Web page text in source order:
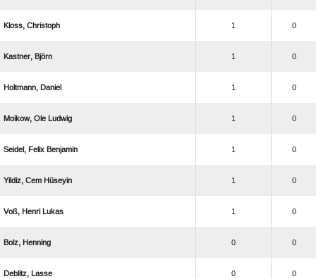
  1 0
  1 0
  1 0
   1 0
   1 0
   1 0
   1 0
  0 0
  0 0